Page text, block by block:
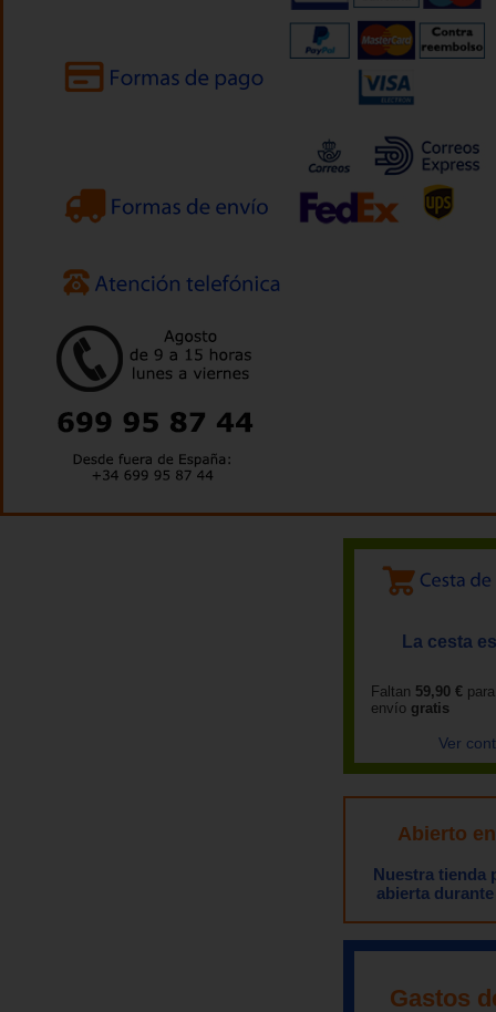
La cesta
Faltan 59,90 €
envío gratis
Ver
Abierto
Nuestra tienda
abierta
Gastos